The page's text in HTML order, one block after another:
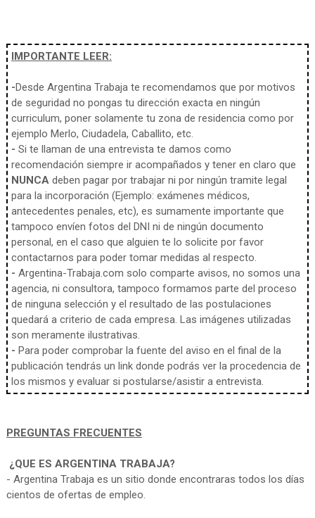
IMPORTANTE LEER:
-Desde Argentina Trabaja te recomendamos que por motivos
de seguridad no pongas tu dirección exacta en ningún
curriculum, poner solamente tu zona de residencia como por
ejemplo Merlo, Ciudadela, Caballito, etc.
- Si te llaman de una entrevista te damos como
recomendación siempre ir acompañados y tener en claro que
NUNCAdeben pagar por trabajar ni por ningún tramite legal
para la incorporación (Ejemplo: exámenes médicos,
antecedentes penales, etc), es sumamente importante que
tampoco envíen fotos del DNI ni de ningún documento
personal, en el caso que alguien te lo solicite por favor
contactarnos para poder tomar medidas al respecto.
- Argentina-Trabaja.com solo comparte avisos, no somos una
agencia, ni consultora, tampoco formamos parte del proceso
de ninguna selección y el resultado de las postulaciones
quedará a criterio de cada empresa. Las imágenes utilizadas
son meramente ilustrativas.
- Para poder comprobar la fuente del aviso en el final de la
publicación tendrás un link donde podrás ver la procedencia de
los mismos y evaluar si postularse/asistir a entrevista.
PREGUNTAS FRECUENTES
¿QUE ES ARGENTINA TRABAJA?
- Argentina Trabaja es un sitio donde encontraras todos los días
cientos de ofertas de empleo.